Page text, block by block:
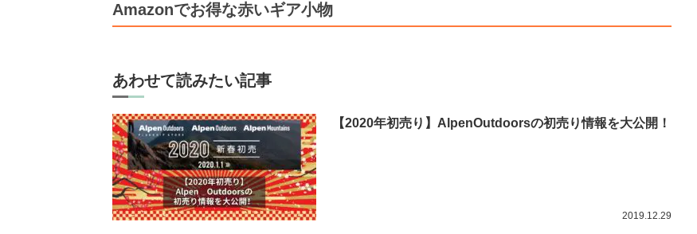
Amazonでお得な赤いギア小物
あわせて読みたい記事
【2020年初売り】AlpenOutdoorsの初売り情報を大公開！
2019.12.29